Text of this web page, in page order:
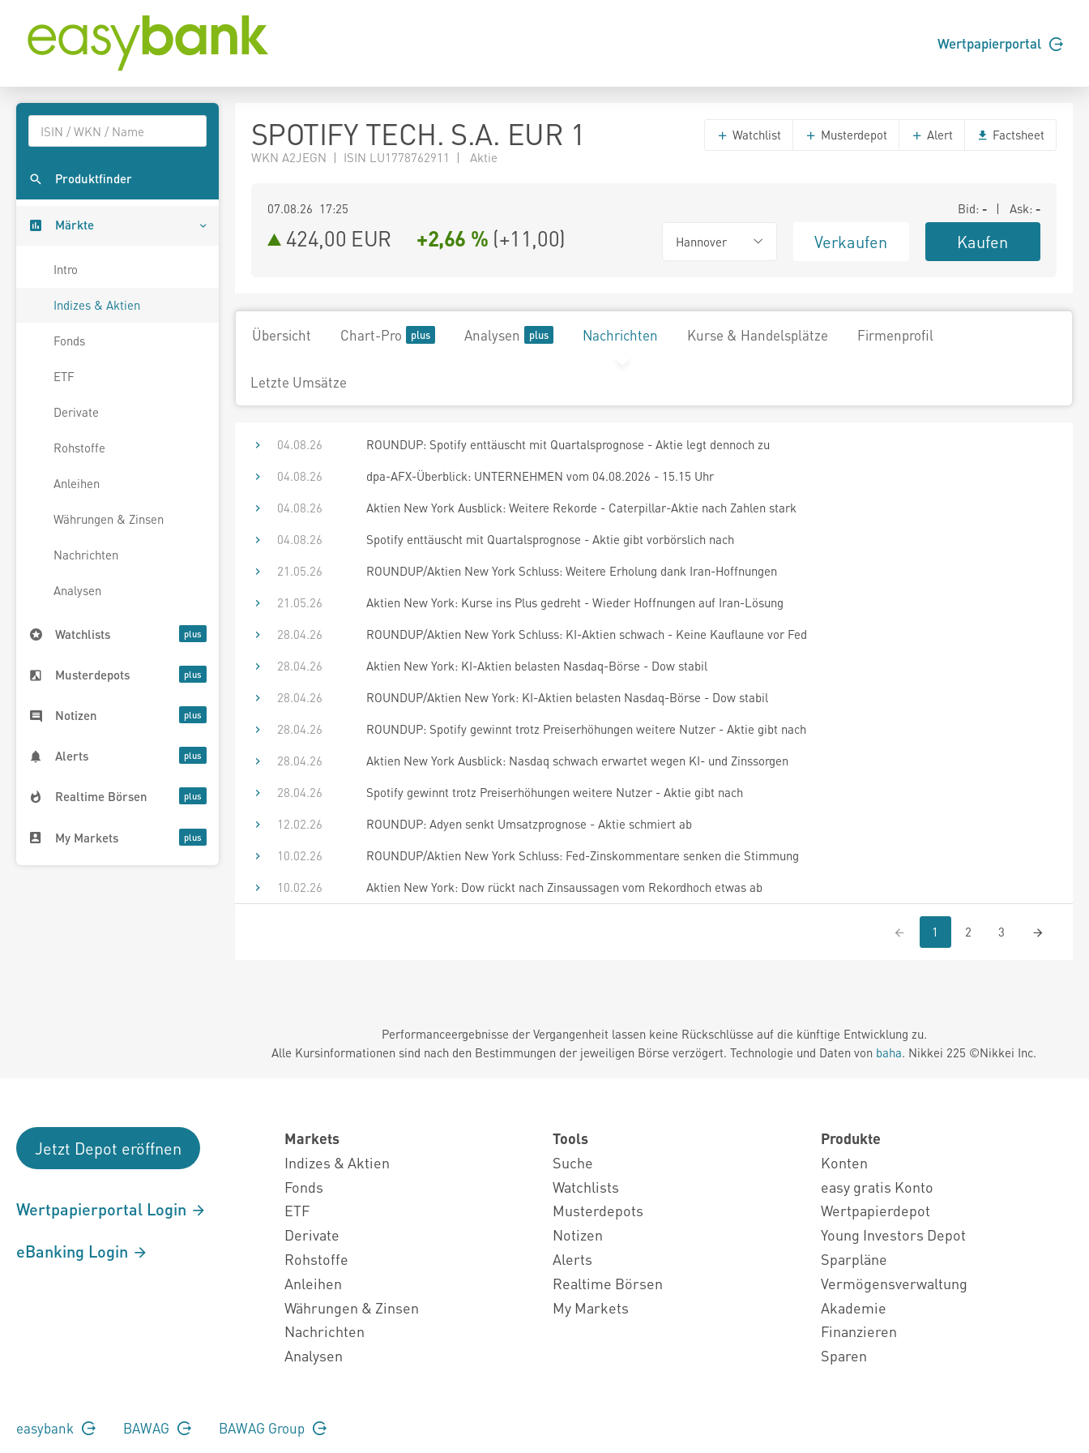
Wertpapierportal
Produktfinder
Märkte
Intro
Indizes & Aktien
Fonds
ETF
Derivate
Rohstoffe
Anleihen
Währungen & Zinsen
Nachrichten
Analysen
Watchlists
Musterdepots
Notizen
Alerts
Realtime Börsen
My Markets
SPOTIFY TECH. S.A. EUR 1
WKN A2JEGN | ISIN LU1778762911 | Aktie
Watchlist Musterdepot Alert Factsheet
07.08.26 17:25 Bid: - | Ask: -
424,00 EUR +2,66 % (+11,00) Hannover Verkaufen Kaufen
Übersicht Chart-Pro Analysen Nachrichten Kurse & Handelsplätze Firmenprofil
Letzte Umsätze
04.08.26
ROUNDUP: Spotify enttäuscht mit Quartalsprognose - Aktie legt dennoch zu
04.08.26
dpa-AFX-Überblick: UNTERNEHMEN vom 04.08.2026 - 15.15 Uhr
04.08.26
Aktien New York Ausblick: Weitere Rekorde - Caterpillar-Aktie nach Zahlen stark
04.08.26
Spotify enttäuscht mit Quartalsprognose - Aktie gibt vorbörslich nach
21.05.26
ROUNDUP/Aktien New York Schluss: Weitere Erholung dank Iran-Hoffnungen
21.05.26
Aktien New York: Kurse ins Plus gedreht - Wieder Hoffnungen auf Iran-Lösung
28.04.26
ROUNDUP/Aktien New York Schluss: KI-Aktien schwach - Keine Kauflaune vor Fed
28.04.26
Aktien New York: KI-Aktien belasten Nasdaq-Börse - Dow stabil
28.04.26
ROUNDUP/Aktien New York: KI-Aktien belasten Nasdaq-Börse - Dow stabil
28.04.26
ROUNDUP: Spotify gewinnt trotz Preiserhöhungen weitere Nutzer - Aktie gibt nach
28.04.26
Aktien New York Ausblick: Nasdaq schwach erwartet wegen KI- und Zinssorgen
28.04.26
Spotify gewinnt trotz Preiserhöhungen weitere Nutzer - Aktie gibt nach
12.02.26
ROUNDUP: Adyen senkt Umsatzprognose - Aktie schmiert ab
10.02.26
ROUNDUP/Aktien New York Schluss: Fed-Zinskommentare senken die Stimmung
10.02.26
Aktien New York: Dow rückt nach Zinsaussagen vom Rekordhoch etwas ab
1 2 3
Performanceergebnisse der Vergangenheit lassen keine Rückschlüsse auf die künftige Entwicklung zu.
Alle Kursinformationen sind nach den Bestimmungen der jeweiligen Börse verzögert. Technologie und Daten von baha. Nikkei 225 ©Nikkei Inc.
Jetzt Depot eröffnen
Wertpapierportal Login
eBanking Login
Markets
Indizes & Aktien
Fonds
ETF
Derivate
Rohstoffe
Anleihen
Währungen & Zinsen
Nachrichten
Analysen
Tools
Suche
Watchlists
Musterdepots
Notizen
Alerts
Realtime Börsen
My Markets
Produkte
Konten
easy gratis Konto
Wertpapierdepot
Young Investors Depot
Sparpläne
Vermögensverwaltung
Akademie
Finanzieren
Sparen
easybank BAWAG BAWAG Group